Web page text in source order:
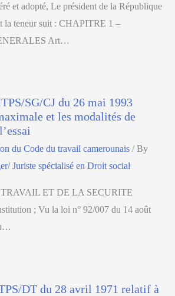
et adopté, Le président de la République
la teneur suit : CHAPITRE 1 –
Art…
SG/CJ du 26 mai 1993
et les modalités de
du Code du travail camerounais / By
Juriste spécialisé en Droit social
ET DE LA SECURITE
; Vu la loi n° 92/007 du 14 août
DT du 28 avril 1971 relatif à